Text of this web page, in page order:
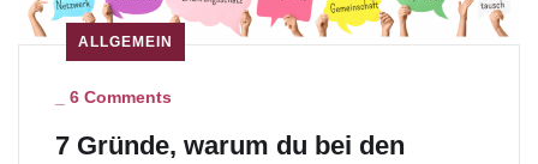
ALLGEMEIN
6 Comments
7 Gründe, warum du bei den